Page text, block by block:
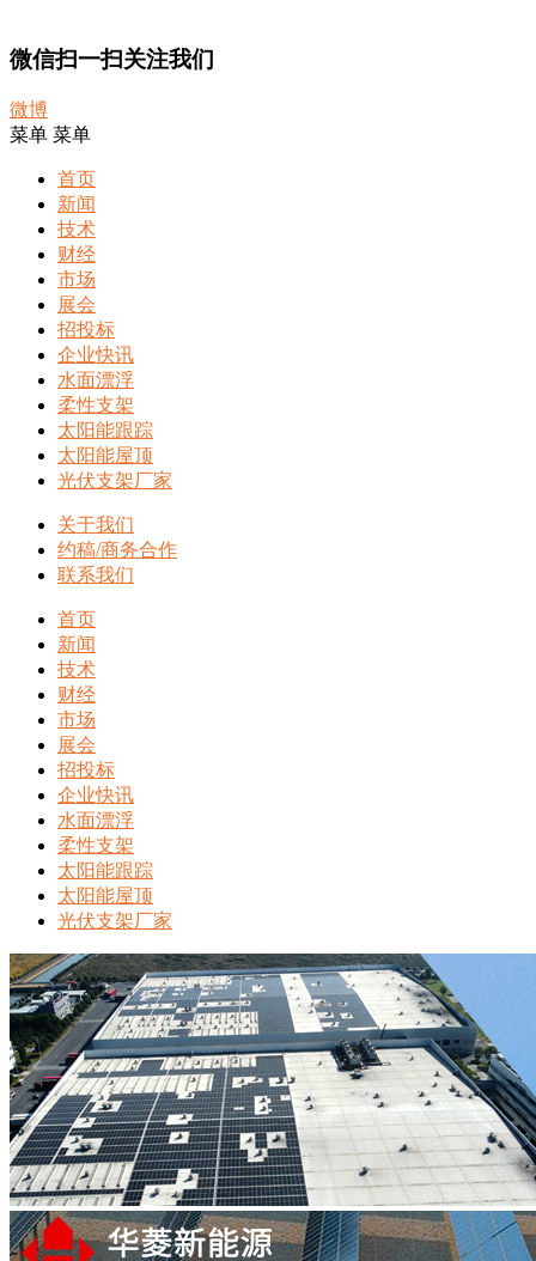
微信扫一扫关注我们
微博
菜单 菜单
首页
新闻
技术
财经
市场
展会
招投标
企业快讯
水面漂浮
柔性支架
太阳能跟踪
太阳能屋顶
光伏支架厂家
关于我们
约稿/商务合作
联系我们
首页
新闻
技术
财经
市场
展会
招投标
企业快讯
水面漂浮
柔性支架
太阳能跟踪
太阳能屋顶
光伏支架厂家